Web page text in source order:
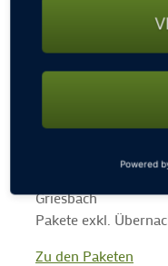
Golf-Services im
•
• reduzierte
Golfpakete
• zubuchbar ab
• inkl. Greenfees
Griesbach
Pakete exkl.
Zu den Paketen
Powered